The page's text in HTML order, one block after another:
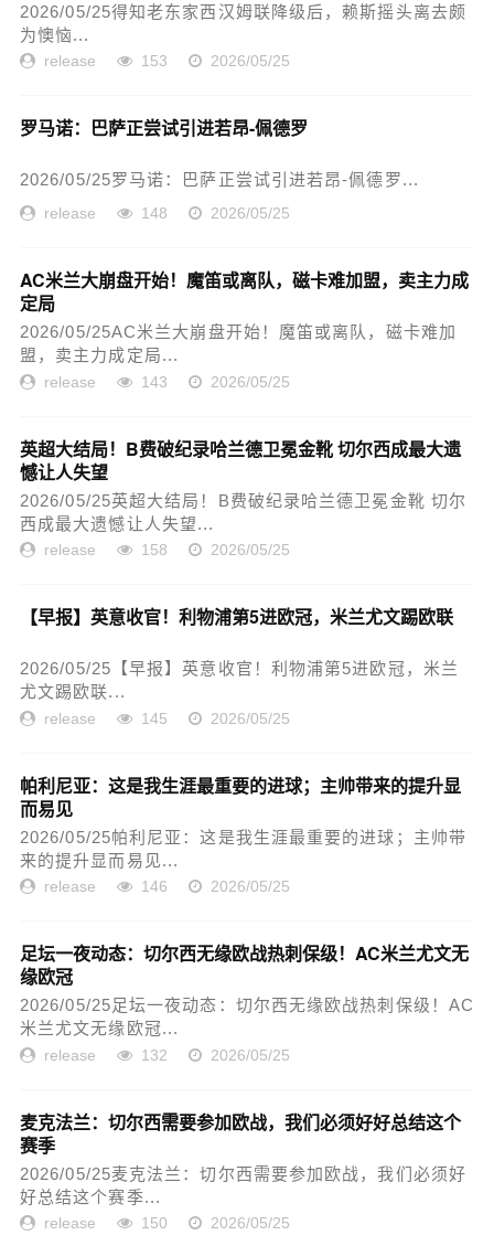
2026/05/25得知老东家西汉姆联降级后，赖斯摇头离去颇
为懊恼...
release 153 2026/05/25
罗马诺：巴萨正尝试引进若昂-佩德罗
2026/05/25罗马诺：巴萨正尝试引进若昂-佩德罗...
release 148 2026/05/25
AC米兰大崩盘开始！魔笛或离队，磁卡难加盟，卖主力成
定局
2026/05/25AC米兰大崩盘开始！魔笛或离队，磁卡难加
盟，卖主力成定局...
release 143 2026/05/25
英超大结局！B费破纪录哈兰德卫冕金靴 切尔西成最大遗
憾让人失望
2026/05/25英超大结局！B费破纪录哈兰德卫冕金靴 切尔
西成最大遗憾让人失望...
release 158 2026/05/25
【早报】英意收官！利物浦第5进欧冠，米兰尤文踢欧联
2026/05/25【早报】英意收官！利物浦第5进欧冠，米兰
尤文踢欧联...
release 145 2026/05/25
帕利尼亚：这是我生涯最重要的进球；主帅带来的提升显
而易见
2026/05/25帕利尼亚：这是我生涯最重要的进球；主帅带
来的提升显而易见...
release 146 2026/05/25
足坛一夜动态：切尔西无缘欧战热刺保级！AC米兰尤文无
缘欧冠
2026/05/25足坛一夜动态：切尔西无缘欧战热刺保级！AC
米兰尤文无缘欧冠...
release 132 2026/05/25
麦克法兰：切尔西需要参加欧战，我们必须好好总结这个
赛季
2026/05/25麦克法兰：切尔西需要参加欧战，我们必须好
好总结这个赛季...
release 150 2026/05/25